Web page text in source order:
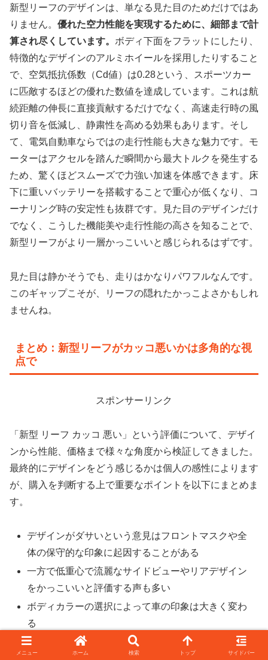
新型リーフのデザインは、単なる見た目のためだけではあ
りません。 優れた空力性能を実現するために、細部まで計
算され尽くしています。 ボディ下面をフラットにしたり、
特徴的なデザインのアルミホイールを採用したりすること
で、空気抵抗係数（Cd値）は0.28という、スポーツカー
に匹敵するほどの優れた数値を達成しています。これは航
続距離の伸長に直接貢献するだけでなく、高速走行時の風
切り音を低減し、静粛性を高める効果もあります。そし
て、電気自動車ならではの走行性能も大きな魅力です。モ
ーターはアクセルを踏んだ瞬間から最大トルクを発生する
ため、 驚くほどスムーズで力強い加速を体感できます。床
下に重いバッテリーを搭載することで重心が低くなり、コ
ーナリング時の安定性も抜群です。見た目のデザインだけ
でなく、こうした機能美や走行性能の高さを知ることで、
新型リーフがより一層かっこいいと感じられるはずです。
見た目は静かそうでも、走りはかなりパワフルなんです。
このギャップこそが、リーフの隠れたかっこよさかもしれ
ませんね。
まとめ：新型リーフがカッコ悪いかは多角的な視
点で
スポンサーリンク
「新型 リーフ カッコ 悪い」という評価について、デザイ
ンから性能、価格まで様々な角度から検証してきました。
最終的にデザインをどう感じるかは個人の感性によります
が、購入を判断する上で重要なポイントを以下にまとめま
す。
デザインがダサいという意見はフロントマスクや全
体の保守的な印象に起因することがある
一方で低重心で流麗なサイドビューやリアデザイン
をかっこいいと評価する声も多い
ボディカラーの選択によって車の印象は大きく変わ
る
内装はシンプルで機能的だが加飾が少なく地味に感
メニュー ホーム 検索 トップ サイドバー